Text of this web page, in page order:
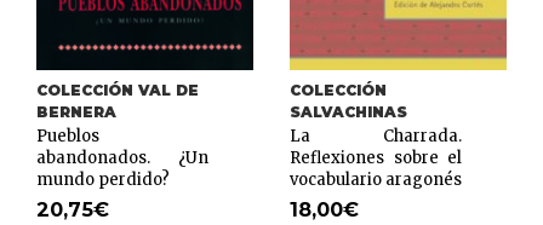
COLECCIÓN VAL DE
BERNERA
Pueblos
abandonados. ¿Un
mundo perdido?
20,75€
COLECCIÓN
SALVACHINAS
La Charrada.
Reflexiones sobre el
vocabulario aragonés
18,00€